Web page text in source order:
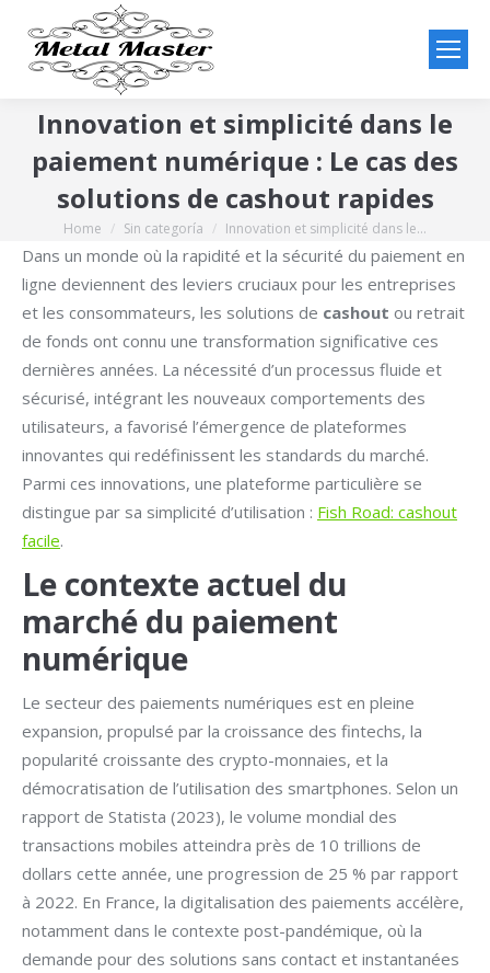
Innovation et simplicité dans le
paiement numérique : Le cas des
solutions de cashout rapides
You are here:
Home Sin categoría Innovation et simplicité dans le…
Dans un monde où la rapidité et la sécurité du paiement en
ligne deviennent des leviers cruciaux pour les entreprises
et les consommateurs, les solutions de cashout ou retrait
de fonds ont connu une transformation significative ces
dernières années. La nécessité d’un processus fluide et
sécurisé, intégrant les nouveaux comportements des
utilisateurs, a favorisé l’émergence de plateformes
innovantes qui redéfinissent les standards du marché.
Parmi ces innovations, une plateforme particulière se
distingue par sa simplicité d’utilisation : Fish Road: cashout
facile.
Le contexte actuel du
marché du paiement
numérique
Le secteur des paiements numériques est en pleine
expansion, propulsé par la croissance des fintechs, la
popularité croissante des crypto-monnaies, et la
démocratisation de l’utilisation des smartphones. Selon un
rapport de Statista (2023), le volume mondial des
transactions mobiles atteindra près de 10 trillions de
dollars cette année, une progression de 25 % par rapport
à 2022. En France, la digitalisation des paiements accélère,
notamment dans le contexte post-pandémique, où la
demande pour des solutions sans contact et instantanées